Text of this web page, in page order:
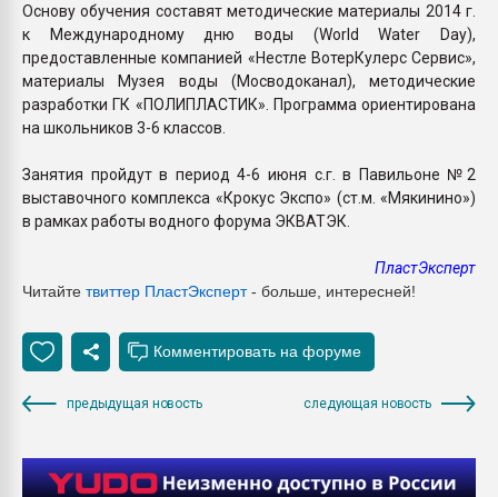
Основу обучения составят методические материалы 2014 г.
к Международному дню воды (World Water Day),
предоставленные компанией «Нестле ВотерКулерс Сервис»,
материалы Музея воды (Мосводоканал), методические
разработки ГК «ПОЛИПЛАСТИК». Программа ориентирована
на школьников 3-6 классов.
Занятия пройдут в период 4-6 июня с.г. в Павильоне №2
выставочного комплекса «Крокус Экспо» (ст.м. «Мякинино»)
в рамках работы водного форума ЭКВАТЭК.
ПластЭксперт
Читайте твиттер ПластЭксперт- больше, интересней!
предыдущая новость следующая новость